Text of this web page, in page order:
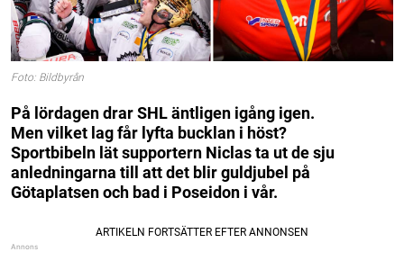
Foto: Bildbyrån
På lördagen drar SHL äntligen igång igen.
Men vilket lag får lyfta bucklan i höst?
Sportbibeln lät supportern Niclas ta ut de sju
anledningarna till att det blir guldjubel på
Götaplatsen och bad i Poseidon i vår.